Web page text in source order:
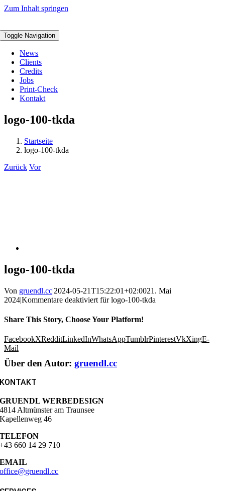
Zum Inhalt springen
Toggle Navigation
News
Clients
Credits
Jobs
Print-Check
Kontakt
logo-100-tkda
Startseite
logo-100-tkda
Zurück Vor
logo-100-tkda
Von gruendl.cc|2024-05-21T15:22:01+02:0021. Mai
2024|Kommentare deaktiviert für logo-100-tkda
Share This Story, Choose Your Platform!
FacebookXRedditLinkedInWhatsAppTumblrPinterestVkXingE-
Mail
Über den Autor: gruendl.cc
KONTAKT
GRUENDL WERBEDESIGN
4814 Altmünster am Traunsee
Kapellenweg 46
TELEFON
+43 660 14 29 710
EMAIL
office@gruendl.cc